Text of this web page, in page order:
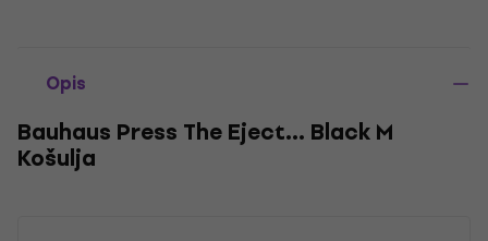
Opis
Bauhaus Press The Eject… Black M
Košulja